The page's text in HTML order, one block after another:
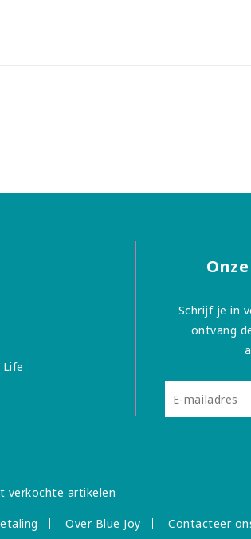
Schrijf je in
ontvang
verkochte artikelen
Over Blue Joy Contacteer